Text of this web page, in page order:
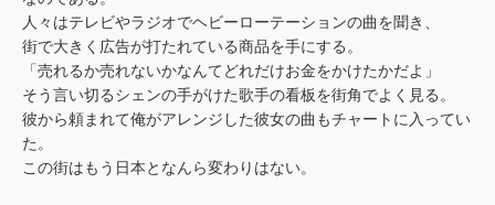
人々はテレビやラジオでヘビーローテーションの曲を聞き、
街で大きく広告が打たれている商品を手にする。
「売れるか売れないかなんてどれだけお金をかけたかだよ」
そう言い切るシェンの手がけた歌手の看板を街角でよく見る。
彼から頼まれて俺がアレンジした彼女の曲もチャートに入ってい
た。
この街はもう日本となんら変わりはない。